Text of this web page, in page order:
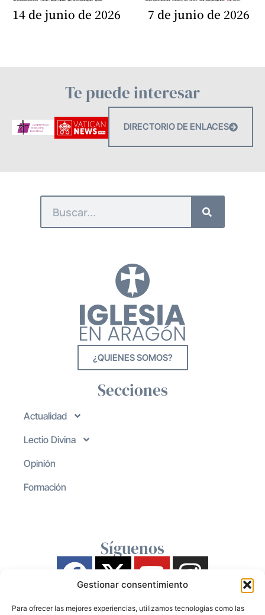
Gestionar consentimiento
Para ofrecer las mejores experiencias, utilizamos tecnologías como las
14 de junio de 2026 7 de junio de 2026
Te puede interesar
DIRECTORIO DE ENLACES
¿QUIENES SOMOS?
Secciones
Actualidad
Lectio Divina
Opinión
Formación
Síguenos